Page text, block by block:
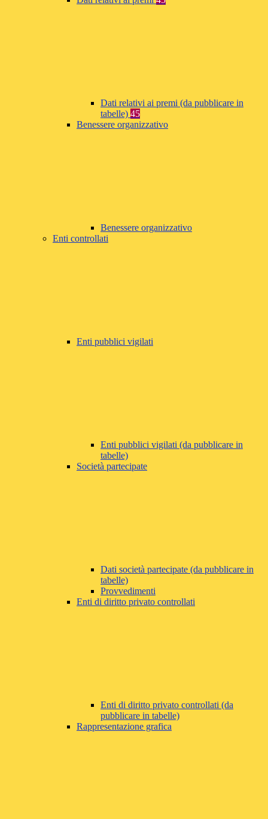
Dati relativi ai premi (da pubblicare in
tabelle) 45
Benessere organizzativo
Benessere organizzativo
Enti controllati
Enti pubblici vigilati
Enti pubblici vigilati (da pubblicare in
tabelle)
Società partecipate
Dati società partecipate (da pubblicare in
tabelle)
Provvedimenti
Enti di diritto privato controllati
Enti di diritto privato controllati (da
pubblicare in tabelle)
Rappresentazione grafica